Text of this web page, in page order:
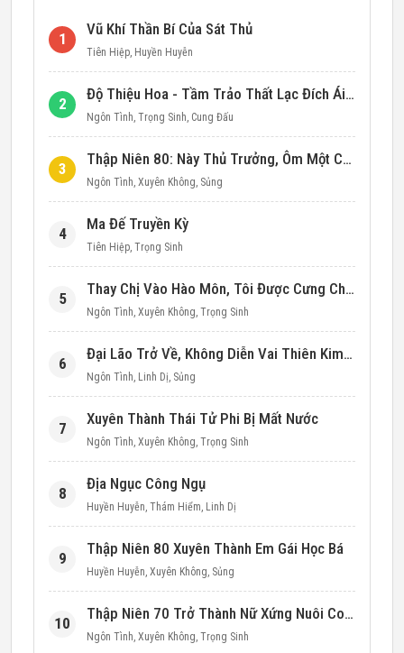
1
Vũ Khí Thần Bí Của Sát Thủ
Tiên Hiệp, Huyền Huyễn
2
Độ Thiệu Hoa - Tầm Trảo Thất Lạc Đích Ái Tình
Ngôn Tình, Trọng Sinh, Cung Đấu
3
Thập Niên 80: Này Thủ Trưởng, Ôm Một Cái Đi!
Ngôn Tình, Xuyên Không, Sủng
4
Ma Đế Truyền Kỳ
Tiên Hiệp, Trọng Sinh
5
Thay Chị Vào Hào Môn, Tôi Được Cưng Chiều Hết Mực (Thập Niên 90)
Ngôn Tình, Xuyên Không, Trọng Sinh
6
Đại Lão Trở Về, Không Diễn Vai Thiên Kim Giả Nữa
Ngôn Tình, Linh Dị, Sủng
7
Xuyên Thành Thái Tử Phi Bị Mất Nước
Ngôn Tình, Xuyên Không, Trọng Sinh
8
Địa Ngục Công Ngụ
Huyền Huyễn, Thám Hiểm, Linh Dị
9
Thập Niên 80 Xuyên Thành Em Gái Học Bá
Huyền Huyễn, Xuyên Không, Sủng
10
Thập Niên 70 Trở Thành Nữ Xứng Nuôi Con Làm Giàu
Ngôn Tình, Xuyên Không, Trọng Sinh